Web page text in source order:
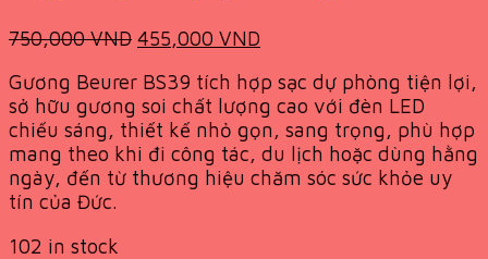
750,000VND Original
was:
750,000 VND.
455,000 VND
is:
455,000 VND.
Gương Beurer BS39 tích hợp sạc dự phòng tiện lợi,
sở hữu gương soi chất lượng cao với đèn LED
chiếu sáng, thiết kế nhỏ gọn, sang trọng, phù hợp
mang theo khi đi công tác, du lịch hoặc dùng hằng
ngày, đến từ thương hiệu chăm sóc sức khỏe uy
tín của Đức.
102 in stock